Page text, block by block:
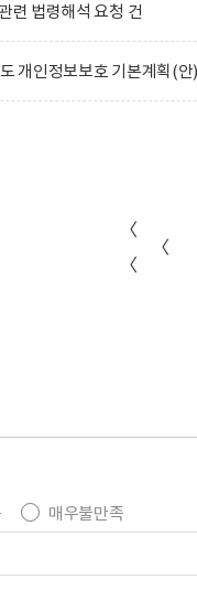
련 법령해석 요청 건
도 개인정보보호 기본계획(안)
〈
〈
〈
매우불만족